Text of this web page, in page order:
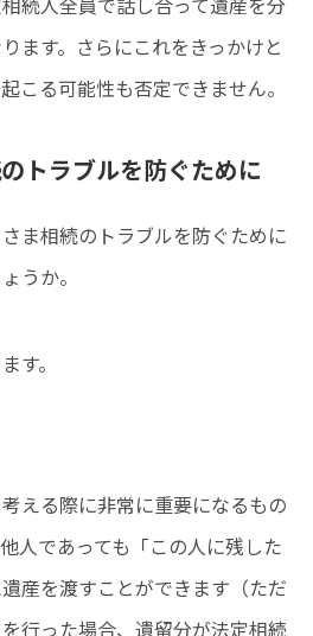
ます。さらにこれをきっかけと
こる可能性も否定できません。
トラブルを防ぐために
ま相続のトラブルを防ぐために
うか。
す。
える際に非常に重要になるもの
人であっても「この人に残した
産を渡すことができます（ただ
行った場合、遺留分が法定相続